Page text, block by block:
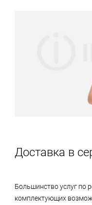
Доставка в
Большинство услуг по
комплектующих